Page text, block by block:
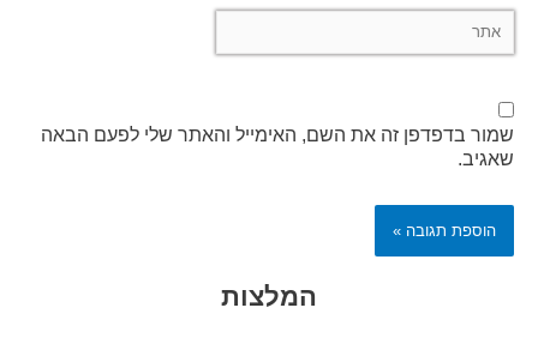
שמור בדפדפן זה את השם, האימייל והאתר שלי לפעם הבאה
שאגיב.
המלצות